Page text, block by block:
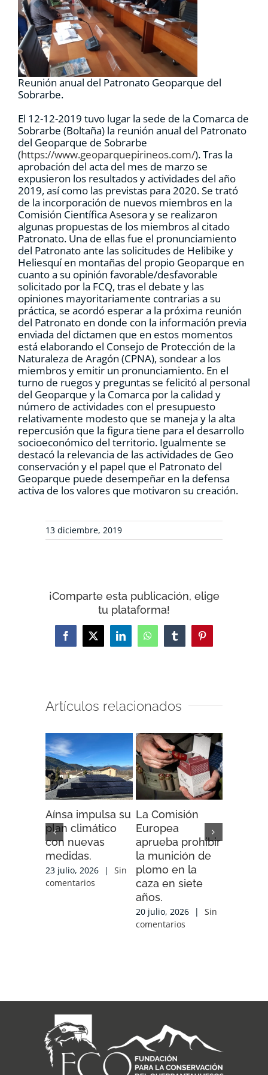
RECURSOS
NOTICIAS
CONTACTO
CARRITO
Reunión anual del Patronato Geoparque del
Sobrarbe.
El 12-12-2019 tuvo lugar la sede de la Comarca de
Sobrarbe (Boltaña) la reunión anual del Patronato
del Geoparque de Sobrarbe
(https://www.geoparquepirineos.com/). Tras la
aprobación del acta del mes de marzo se
expusieron los resultados y actividades del año
2019, así como las previstas para 2020. Se trató
de la incorporación de nuevos miembros en la
Comisión Científica Asesora y se realizaron
algunas propuestas de los miembros al citado
Patronato. Una de ellas fue el pronunciamiento
del Patronato ante las solicitudes de Helibike y
Heliesquí en montañas del propio Geoparque en
cuanto a su opinión favorable/desfavorable
solicitado por la FCQ, tras el debate y las
opiniones mayoritariamente contrarias a su
práctica, se acordó esperar a la próxima reunión
del Patronato en donde con la información previa
enviada del dictamen que en estos momentos
está elaborando el Consejo de Protección de la
Naturaleza de Aragón (CPNA), sondear a los
miembros y emitir un pronunciamiento. En el
turno de ruegos y preguntas se felicitó al personal
del Geoparque y la Comarca por la calidad y
número de actividades con el presupuesto
relativamente modesto que se maneja y la alta
repercusión que la figura tiene para el desarrollo
socioeconómico del territorio. Igualmente se
destacó la relevancia de las actividades de Geo
conservación y el papel que el Patronato del
Geoparque puede desempeñar en la defensa
activa de los valores que motivaron su creación.
13 diciembre, 2019
¡Comparte esta publicación, elige
tu plataforma!
Facebook
X LinkedInWhatsAppTumblrPinterest
Artículos relacionados
Aínsa impulsa su
plan climático
con nuevas
medidas.
23 julio, 2026 |
Sin
comentarios
La Comisión
Europea
aprueba prohibir
la munición de
plomo en la
caza en siete
años.
20 julio, 2026 |
Sin
comentarios